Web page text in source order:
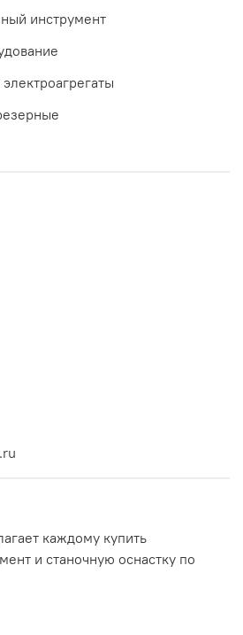
инструмент
каждому купить
и станочную оснастку по